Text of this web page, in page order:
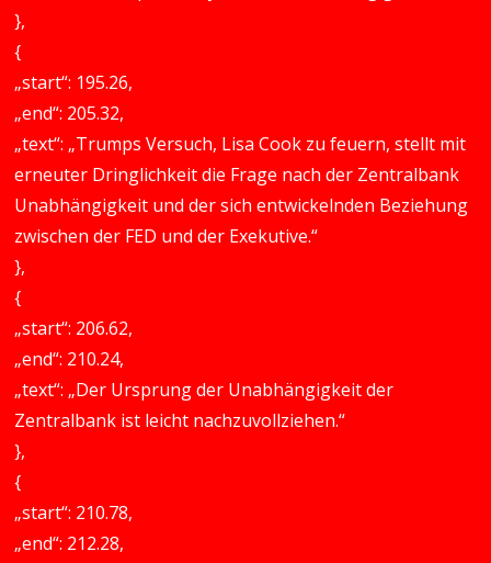
},
{
„start“: 195.26,
„end“: 205.32,
„text“: „Trumps Versuch, Lisa Cook zu feuern, stellt mit
erneuter Dringlichkeit die Frage nach der Zentralbank
Unabhängigkeit und der sich entwickelnden Beziehung
zwischen der FED und der Exekutive.“
},
{
„start“: 206.62,
„end“: 210.24,
„text“: „Der Ursprung der Unabhängigkeit der
Zentralbank ist leicht nachzuvollziehen.“
},
{
„start“: 210.78,
„end“: 212.28,